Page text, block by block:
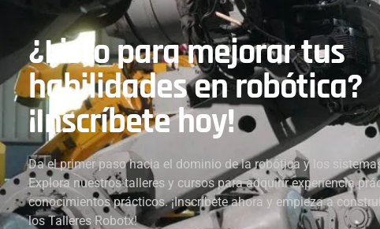
¿Listo para mejorar tus
habilidades en robótica?
¡Inscríbete hoy!
Da el primer paso hacia el dominio de la robótica y los
Explora nuestros talleres y cursos para adquirir experiencia
conocimientos prácticos. ¡Inscríbete ahora y empieza a
los Talleres Robotx!